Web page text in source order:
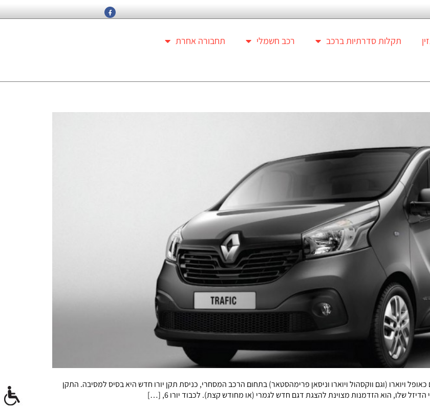
תקלות סדרתיות ברכב רכב חשמלי
תחבורה אחרת
ויוארו (וגם ווקסהול ויוארו וניסאן פרימהסטאר) בתחום הרכב המסחרי, כניסת תקן יורו חדש היא בסיס למסיבה. התקן
שלו, הוא הזדמנות מצוינת להצגת דגם חדש לגמרי (או מחודש קצת). לכבוד יורו 6, […]